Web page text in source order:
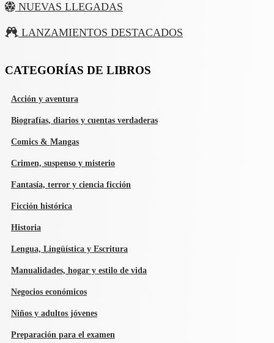
NUEVAS LLEGADAS
LANZAMIENTOS DESTACADOS
CATEGORÍAS DE LIBROS
Acción y aventura
Biografías, diarios y cuentas verdaderas
Comics & Mangas
Crimen, suspenso y misterio
Fantasía, terror y ciencia ficción
Ficción histórica
Historia
Lengua, Lingüística y Escritura
Manualidades, hogar y estilo de vida
Negocios económicos
Niños y adultos jóvenes
Preparación para el examen